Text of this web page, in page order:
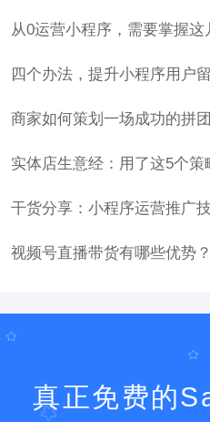
从0运营小程序，需要掌握这
四个办法，提升小程序用户
商家如何策划一场成功的拼
实体店生意经：用了这5个
干货分享：小程序运营推广技
视频号直播带货有哪些优势
真正免费的